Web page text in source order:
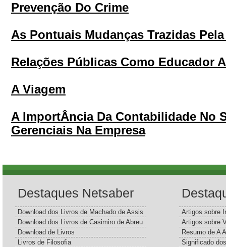
Prevenção Do Crime
As Pontuais Mudanças Trazidas
Relações Públicas Como Educador
A Viagem
A ImportÂncia Da Contabilidade No
Gerenciais Na Empresa
Destaques Netsaber
Download dos Livros de Machado de Assis
Download dos Livros de Casimiro de Abreu
Download de Livros
Livros de Filosofia
Artigos sobre
Artigos sobre
Resumo de A
Significado